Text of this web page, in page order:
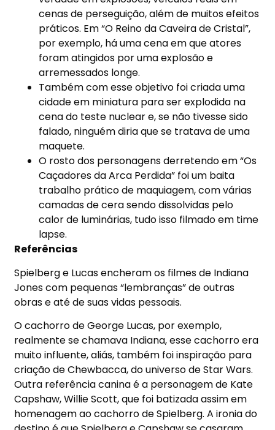
cenas de perseguição, além de muitos efeitos
práticos. Em “O Reino da Caveira de Cristal”,
por exemplo, há uma cena em que atores
foram atingidos por uma explosão e
arremessados longe.
Também com esse objetivo foi criada uma
cidade em miniatura para ser explodida na
cena do teste nuclear e, se não tivesse sido
falado, ninguém diria que se tratava de uma
maquete.
O rosto dos personagens derretendo em “Os
Caçadores da Arca Perdida” foi um baita
trabalho prático de maquiagem, com várias
camadas de cera sendo dissolvidas pelo
calor de luminárias, tudo isso filmado em time
lapse.
Referências
Spielberg e Lucas encheram os filmes de Indiana
Jones com pequenas “lembranças” de outras
obras e até de suas vidas pessoais.
O cachorro de George Lucas, por exemplo,
realmente se chamava Indiana, esse cachorro era
muito influente, aliás, também foi inspiração para
criação de Chewbacca, do universo de Star Wars.
Outra referência canina é a personagem de Kate
Capshaw, Willie Scott, que foi batizada assim em
homenagem ao cachorro de Spielberg. A ironia do